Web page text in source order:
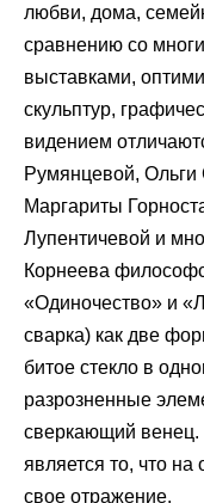
любви, дома,
сравнению со
выставками,
скульптур,
видением
Румянцевой,
Маргариты
Лупентичевой и
Корнеева
«Одиночество» и
сварка) как две
битое стекло в
разрозненные
сверкающий
является то, что на
свое отражение.